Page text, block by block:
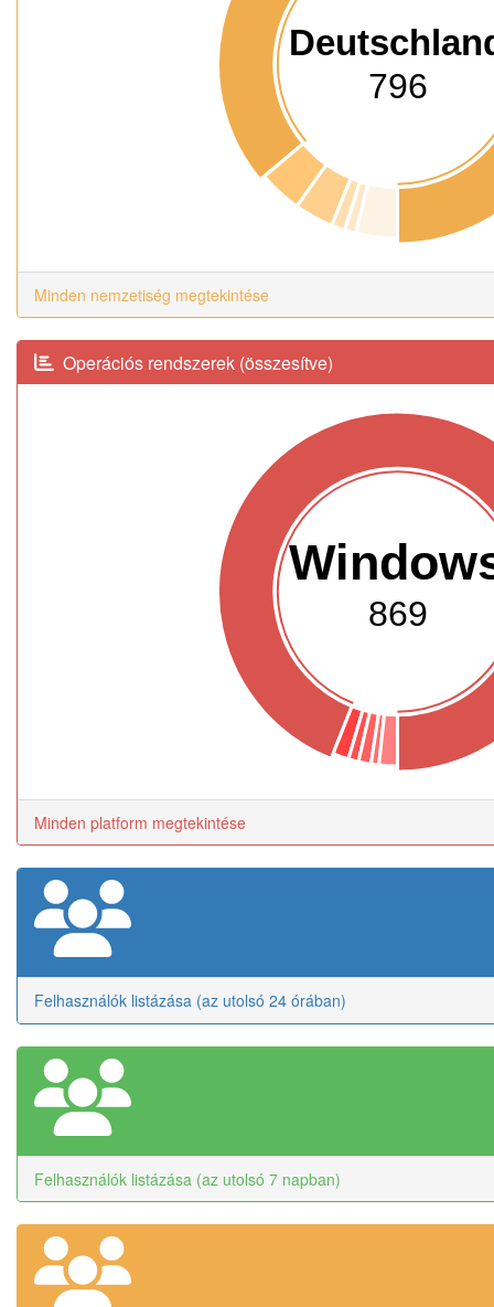
796
Minden nemzetiség megtekintése
Operációs rendszerek (összesítve)
869
Minden platform megtekintése
Felhasználók listázása (az utolsó 24 órában)
Felhasználók listázása (az utolsó 7 napban)